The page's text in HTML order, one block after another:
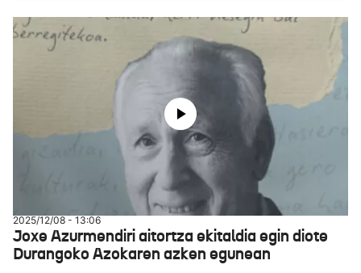
2025/12/08 - 13:06
Joxe Azurmendiri aitortza ekitaldia egin diote
Durangoko Azokaren azken egunean